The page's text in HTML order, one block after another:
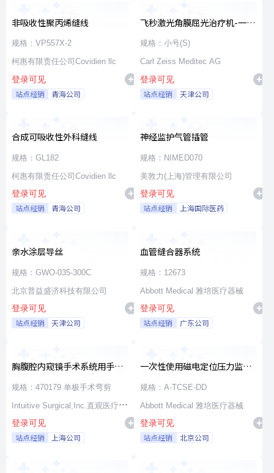
非吸收性聚丙烯缝线
规格：VP557X-2
柯惠有限责任公司Covidien llc
登录可见
站点经销 青海公司
飞秒激光角膜屈光治疗机-一次
性使用无菌治疗包
规格：小号(S)
Carl Zeiss Meditec AG
登录可见
站点经销 天津公司
合成可吸收性外科缝线
规格：GL182
柯惠有限责任公司Covidien llc
登录可见
站点经销 青海公司
神经监护气管插管
规格：NIMED070
美敦力(上海)管理有限公司
登录可见
站点经销 上海国际医药
亲水涂层导丝
规格：GWO-035-300C
北京普益盛济科技有限公司
登录可见
站点经销 天津公司
血管缝合器系统
规格：12673
Abbott Medical 雅培医疗器械
登录可见
站点经销 广东公司
胸腹腔内窥镜手术系统用手术
器械
规格：470179 单极手术弯剪
Intuitive Surgical,Inc.直观医疗公
司
登录可见
站点经销 上海公司
一次性使用磁电定位压力监测
消融导管
规格：A-TCSE-DD
Abbott Medical 雅培医疗器械
登录可见
站点经销 北京公司